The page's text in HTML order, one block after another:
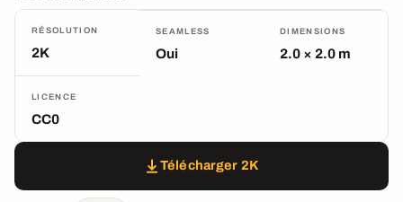
RÉSOLUTION
2K
SEAMLESS
Oui
DIMENSIONS
2.0 × 2.0 m
LICENCE
CC0
Télécharger 2K